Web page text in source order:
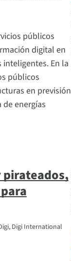
públicos
digital en
En la
públicos
en previsión
energías
pirateados,
Digi International